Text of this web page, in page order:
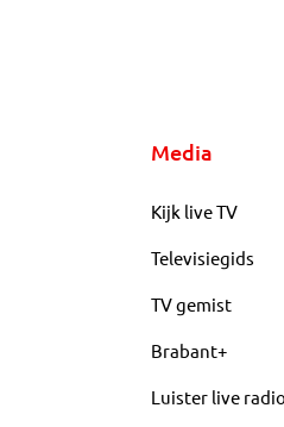
Media
Kijk live TV
Televisiegids
TV gemist
Brabant+
Luister live radio